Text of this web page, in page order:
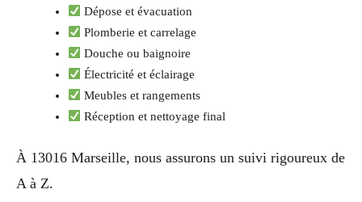
Dépose et évacuation
Plomberie et carrelage
Douche ou baignoire
Électricité et éclairage
Meubles et rangements
Réception et nettoyage final
À 13016 Marseille, nous assurons un suivi rigoureux de
A à Z.